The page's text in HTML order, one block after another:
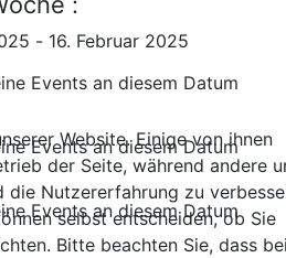
- 16. Februar 2025
Events an diesem Datum
Events an diesem Datum
Events an diesem Datum
Website. Einige von ihnen
der Seite, während andere
die Nutzererfahrung zu
selbst entscheiden, ob Sie
Bitte beachten Sie, dass